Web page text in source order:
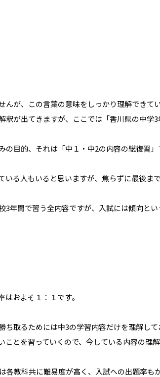
んが、この言葉の意味をしっかり理解できて
釈が出てきますが、ここでは「香川県の中学3
目的、それは「中１・中2の内容の総復習」
いる人もいると思いますが、焦らずに最後ま
3年間で習う全内容ですが、入試には傾向と
およそ１：１です。
ち取るためには中3の学習内容だけを理解し
ことを習っていくので、今している内容の理
各教科共に難易度が高く、入試への出題率